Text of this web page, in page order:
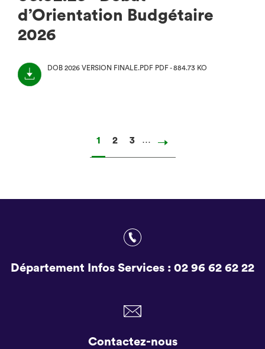
d’Orientation Budgétaire
2026
DOB 2026 VERSION FINALE.PDF PDF - 884.73 KO
Page
1 Page
2 Page
3 …
Page
Département Infos Services : 02 96 62 62 22
Contactez-nous